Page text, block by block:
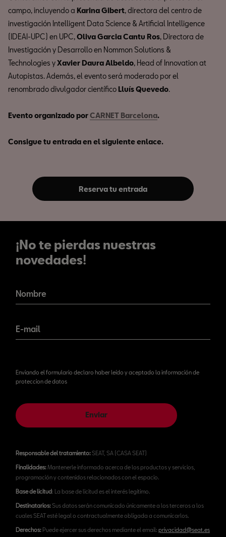
campo, incluyendo a Karina Gibert, directora del centro de
investigación Intelligent Data Science & Artificial Intelligence
(IDEAI-UPC) en UPC,Oliva Garcia Cantu Ros, Directora de
Investigación y Desarrollo en Nommon Solutions &
Technologies yXavier Daura Albeldo, Head of Innovation at
Autopistas. Además, el evento será moderado por el
renombrado divulgador científico Lluís Quevedo.
Evento organizado porCARNET Barcelona.
Consigue tu entrada en el siguiente enlace.
Reserva tu entrada
¡No te pierdas nuestras
novedades!
novedades!
Nombre
E-mail
Enviando el formulario declaro haber leído y aceptado la información de
proteccion de datos
Enviar
Responsable del tratamiento:SEAT, SA (CASA SEAT)
Finalidades:Mantenerle informado acerca de los productos y servicios,
programación y contenidos relacionados con el espacio.
Base de licitud: La base de licitud es el interés legítimo.
Destinatarios:Sus datos serán comunicado únicamente a los terceros a los
cuales SEAT esté legal o contractualmente obligada a comunicarlos.
Derechos: Puede ejercer sus derechos mediante el email: privacidad@seat.es